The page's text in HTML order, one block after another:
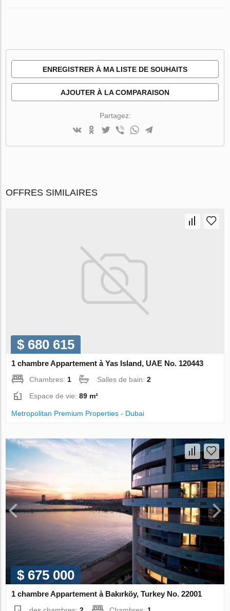
ENREGISTRER À MA LISTE DE SOUHAITS
AJOUTER À LA COMPARAISON
Partagez:
OFFRES SIMILAIRES
$ 680 615
1 chambre Appartement à Yas Island, UAE No. 120443
Chambres:1 Salles de bain:2
Espace de vie:89 m²
Metropolitan Premium Properties - Dubai
$ 675 000
1 chambre Appartement à Bakırköy, Turkey No. 22001